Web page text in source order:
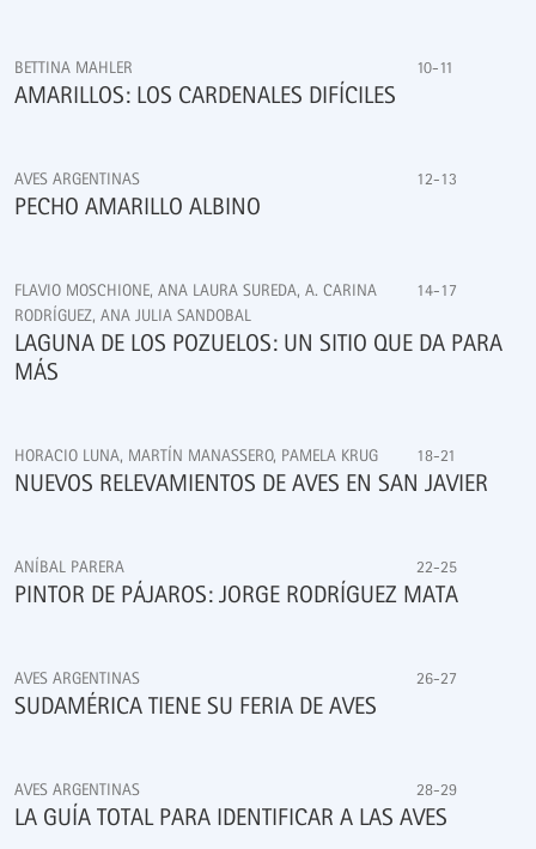
BETTINA MAHLER 10-11
AMARILLOS: LOS CARDENALES DIFÍCILES
AVES ARGENTINAS 12-13
PECHO AMARILLO ALBINO
FLAVIO MOSCHIONE, ANA LAURA SUREDA, A. CARINA
RODRÍGUEZ, ANA JULIA SANDOBAL
14-17
LAGUNA DE LOS POZUELOS: UN SITIO QUE DA PARA
MÁS
HORACIO LUNA, MARTÍN MANASSERO, PAMELA KRUG 18-21
NUEVOS RELEVAMIENTOS DE AVES EN SAN JAVIER
ANÍBAL PARERA 22-25
PINTOR DE PÁJAROS: JORGE RODRÍGUEZ MATA
AVES ARGENTINAS 26-27
SUDAMÉRICA TIENE SU FERIA DE AVES
AVES ARGENTINAS 28-29
LA GUÍA TOTAL PARA IDENTIFICAR A LAS AVES